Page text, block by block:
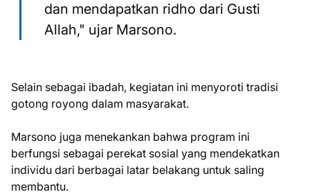
dan mendapatkan ridho dari Gusti
Allah," ujar Marsono.
Selain sebagai ibadah, kegiatan ini menyoroti tradisi
gotong royong dalam masyarakat.
Marsono juga menekankan bahwa program ini
berfungsi sebagai perekat sosial yang mendekatkan
individu dari berbagai latar belakang untuk saling
membantu.